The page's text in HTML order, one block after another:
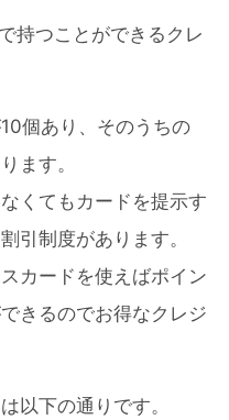
持つことができるクレ
個あり、そのうちの
ます。
くてもカードを提示す
引制度があります。
カードを使えばポイン
きるのでお得なクレジ
以下の通りです。